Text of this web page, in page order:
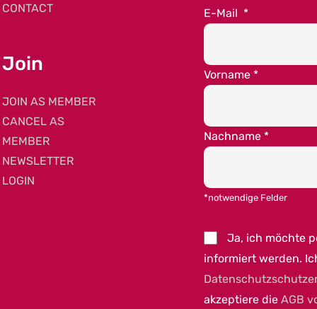
CONTACT
Join
JOIN AS MEMBER
CANCEL AS
MEMBER
NEWSLETTER
LOGIN
E-Mail *
Vorname *
Nachname *
*notwendige Felder
Ja, ich möchte
informiert werden.
akzeptiere die AGB